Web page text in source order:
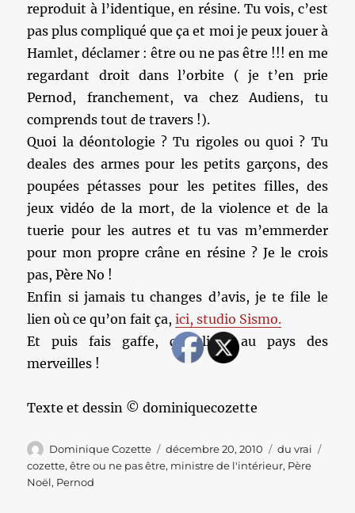
reproduit à l’identique, en résine. Tu vois, c’est
pas plus compliqué que ça et moi je peux jouer à
Hamlet, déclamer : être ou ne pas être !!! en me
regardant droit dans l’orbite ( je t’en prie
Pernod, franchement, va chez Audiens, tu
comprends tout de travers !).
Quoi la déontologie ? Tu rigoles ou quoi ? Tu
deales des armes pour les petits garçons, des
poupées pétasses pour les petites filles, des
jeux vidéo de la mort, de la violence et de la
tuerie pour les autres et tu vas m’emmerder
pour mon propre crâne en résine ? Je le crois
pas, Père No !
Enfin si jamais tu changes d’avis, je te file le
lien où ce qu’on fait ça,ici, studio Sismo.
Et puis fais gaffe, ça glisse au pays des
merveilles !
Texte et dessin © dominiquecozette
Auteur
Dominique Cozette
Publié
le
décembre 20, 2010 Catégories
du vrai
cozette,être ou ne pas être, ministre de l'intérieur, Père
Noël, Pernod